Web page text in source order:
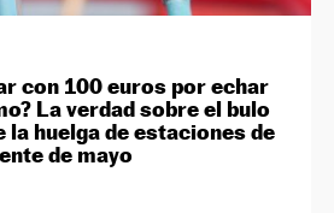
con 100 euros por echar
La verdad sobre el bulo
la huelga de estaciones de
de mayo